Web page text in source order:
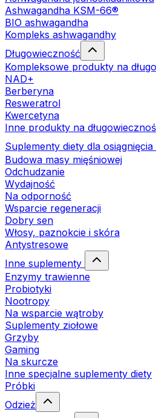
Ashwagandha KSM-66®
BIO ashwagandha
Kompleks ashwagandhy
Długowieczność
Kompleksowe produkty na
NAD+
Berberyna
Resweratrol
Kwercetyna
Inne produkty na
Suplementy diety dla
Budowa masy mięśniowej
Odchudzanie
Wydajność
Na odporność
Wsparcie regeneracji
Dobry sen
Włosy, paznokcie i skóra
Antystresowe
Inne suplementy
Enzymy trawienne
Probiotyki
Nootropy
Na wsparcie wątroby
Suplementy ziołowe
Grzyby
Gaming
Na skurcze
Inne specjalne suplementy diety
Próbki
Odzież